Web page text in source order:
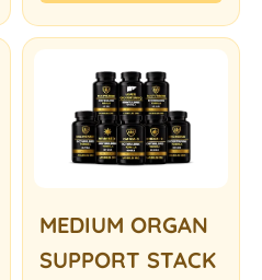
MEDIUM ORGAN
SUPPORT STACK